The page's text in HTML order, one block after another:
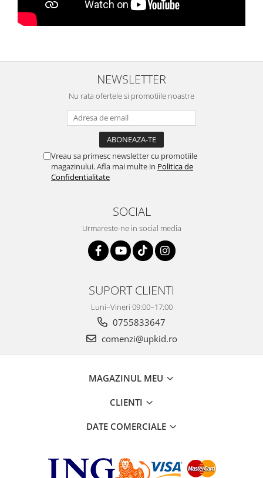
NEWSLETTER
Nu rata ofertele si promotiile noastre
Vreau sa primesc newsletter cu promotiile
magazinului. Afla mai multe in Politica de
Confidentialitate
SOCIAL
Urmareste-ne in social media
SUPORT CLIENTI
Luni–Vineri 09:00–17:00
0755833647
comenzi@upkid.ro
MAGAZINUL MEU
CLIENTI
DATE COMERCIALE